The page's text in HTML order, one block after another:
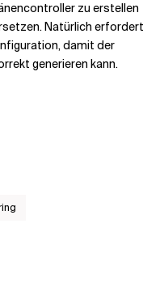
zu erstellen
Natürlich erfordert
damit der
generieren kann.